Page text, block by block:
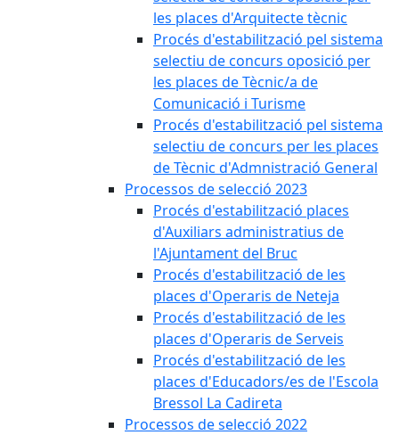
les places d'Arquitecte tècnic
Procés d'estabilització pel sistema
selectiu de concurs oposició per
les places de Tècnic/a de
Comunicació i Turisme
Procés d'estabilització pel sistema
selectiu de concurs per les places
de Tècnic d'Admnistració General
Processos de selecció 2023
Procés d'estabilització places
d'Auxiliars administratius de
l'Ajuntament del Bruc
Procés d'estabilització de les
places d'Operaris de Neteja
Procés d'estabilització de les
places d'Operaris de Serveis
Procés d'estabilització de les
places d'Educadors/es de l'Escola
Bressol La Cadireta
Processos de selecció 2022